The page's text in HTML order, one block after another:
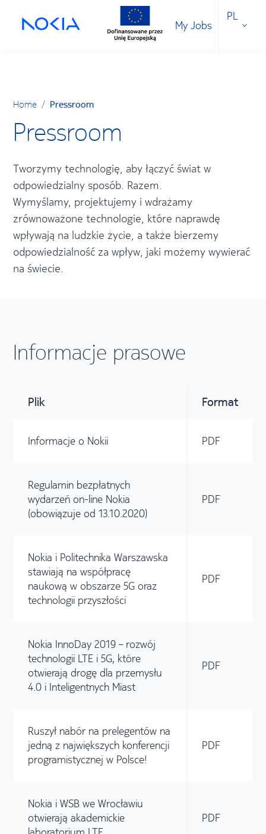
My Jobs
PL
Home / Pressroom
Pressroom
Tworzymy technologię, aby łączyć świat w
odpowiedzialny sposób. Razem.
Wymyślamy, projektujemy i wdrażamy
zrównoważone technologie, które naprawdę
wpływają na ludzkie życie, a także bierzemy
odpowiedzialność za wpływ, jaki możemy wywierać
na świecie.
Informacje prasowe
Plik Format
Informacje o Nokii PDF
Regulamin bezpłatnych
wydarzeń on-line Nokia
(obowiązuje od 13.10.2020)
PDF
Nokia i Politechnika Warszawska
stawiają na współpracę
naukową w obszarze 5G oraz
technologii przyszłości
PDF
Nokia InnoDay 2019 – rozwój
technologii LTE i 5G, które
otwierają drogę dla przemysłu
4.0 i Inteligentnych Miast
PDF
Ruszył nabór na prelegentów na
jedną z największych konferencji
programistycznej w Polsce!
PDF
Nokia i WSB we Wrocławiu
otwierają akademickie
PDF